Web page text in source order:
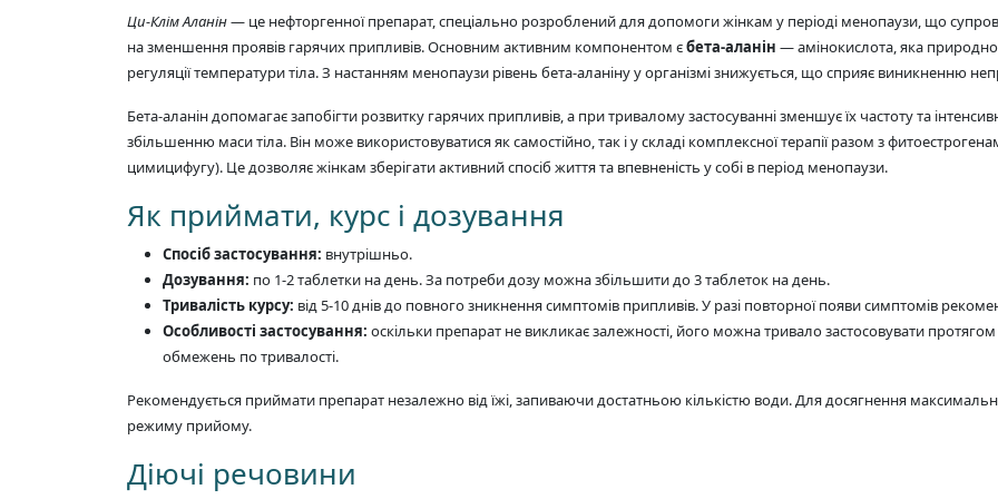
Ци-Клім Аланін— це нефторгенної препарат, спеціально розроблений для допомоги жінкам у періоді менопаузи, що
на зменшення проявів гарячих припливів. Основним активним компонентом єбета-аланін — амінокислота, яка
регуляції температури тіла. З настанням менопаузи рівень бета-аланіну у організмі знижується, що сприяє виникненню
Бета-аланін допомагає запобігти розвитку гарячих припливів, а при тривалому застосуванні зменшує їх частоту та
збільшенню маси тіла. Він може використовуватися як самостійно, так і у складі комплексної терапії разом з
цимицифугу). Це дозволяє жінкам зберігати активний спосіб життя та впевненість у собі в період менопаузи.
Як приймати, курс і дозування
Спосіб застосування: внутрішньо.
Дозування: по 1-2 таблетки на день. За потреби дозу можна збільшити до 3 таблеток на день.
Тривалість курсу: від 5-10 днів до повного зникнення симптомів припливів. У разі повторної появи симптомів
Особливості застосування: оскільки препарат не викликає залежності, його можна тривало застосовувати
обмежень по тривалості.
Рекомендується приймати препарат незалежно від їжі, запиваючи достатньою кількістю води. Для досягнення
режиму прийому.
Діючі речовини